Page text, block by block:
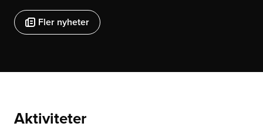
Fler nyheter
Aktiviteter